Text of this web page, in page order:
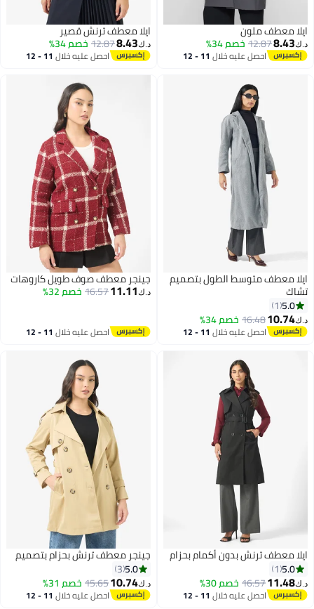
ايلا معطف ملون
د.ك‏8.43
12.87خصم 34%
احصل عليه خلال 11 - 12
ايلا معطف ترنش قصير
د.ك‏8.43
12.87خصم 34%
احصل عليه خلال 11 - 12
ايلا معطف متوسط الطول بتصميم
تشاك
5.0
1
د.ك‏10.74
16.48خصم 34%
احصل عليه خلال 11 - 12
جينجر معطف صوف طويل كاروهات
د.ك‏11.11
16.57خصم 32%
احصل عليه خلال 11 - 12
ايلا معطف ترنش بدون أكمام بحزام
5.0
1
د.ك‏11.48
16.57خصم 30%
احصل عليه خلال 11 - 12
جينجر معطف ترنش بحزام بتصميم
5.0
3
د.ك‏10.74
15.65خصم 31%
احصل عليه خلال 11 - 12